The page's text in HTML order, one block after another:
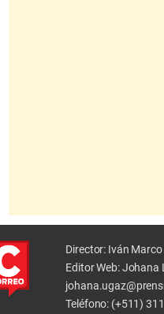
Director: Iván
Editor Web: Johana
Teléfono: (+511)